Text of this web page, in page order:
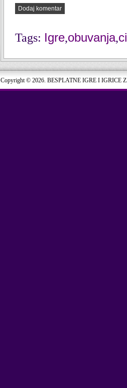
Dodaj komentar
Tags: Igre,obuvanja,
Copyright © 2026. BESPLATNE IGRE I IGRICE